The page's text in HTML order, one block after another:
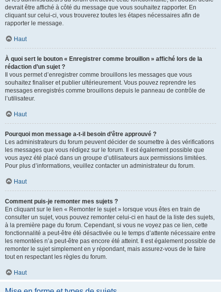
devrait être affiché à côté du message que vous souhaitez rapporter. En
cliquant sur celui-ci, vous trouverez toutes les étapes nécessaires afin de
rapporter le message.
Haut
À quoi sert le bouton « Enregistrer comme brouillon » affiché lors de la
rédaction d’un sujet ?
Il vous permet d’enregistrer comme brouillons les messages que vous
souhaitez finaliser et publier ultérieurement. Vous pouvez reprendre les
messages enregistrés comme brouillons depuis le panneau de contrôle de
l’utilisateur.
Haut
Pourquoi mon message a-t-il besoin d’être approuvé ?
Les administrateurs du forum peuvent décider de soumettre à des vérifications
les messages que vous rédigez sur le forum. Il est également possible que
vous ayez été placé dans un groupe d’utilisateurs aux permissions limitées.
Pour plus d’informations, veuillez contacter un administrateur du forum.
Haut
Comment puis-je remonter mes sujets ?
En cliquant sur le lien « Remonter le sujet » lorsque vous êtes en train de
consulter un sujet, vous pouvez remonter celui-ci en haut de la liste des sujets,
à la première page du forum. Cependant, si vous ne voyez pas ce lien, cette
fonctionnalité a peut-être été désactivée ou le temps d’attente nécessaire entre
les remontées n’a peut-être pas encore été atteint. Il est également possible de
remonter le sujet simplement en y répondant, mais assurez-vous de le faire
tout en respectant les règles du forum.
Haut